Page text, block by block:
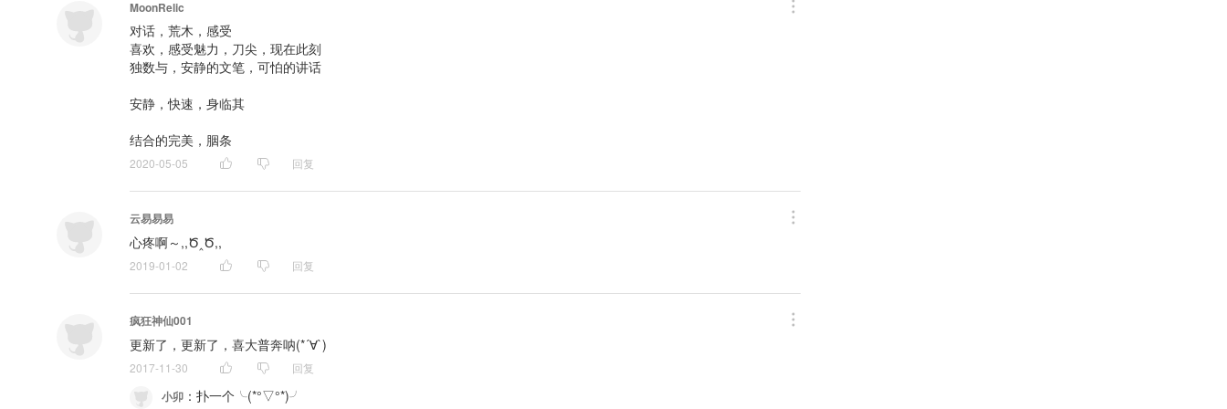
MoonRelic
对话，荒木，感受
喜欢，感受魅力，刀尖，现在此刻
独数与，安静的文笔，可怕的讲话
安静，快速，身临其
结合的完美，胭条
2020-05-05 回复
云易易易
心疼啊～,,Ծ‸Ծ,,
2019-01-02 回复
疯狂神仙001
更新了，更新了，喜大普奔呐(*´∀`)
2017-11-30 回复
小卯 ： 扑一个╰(*°▽°*)╯